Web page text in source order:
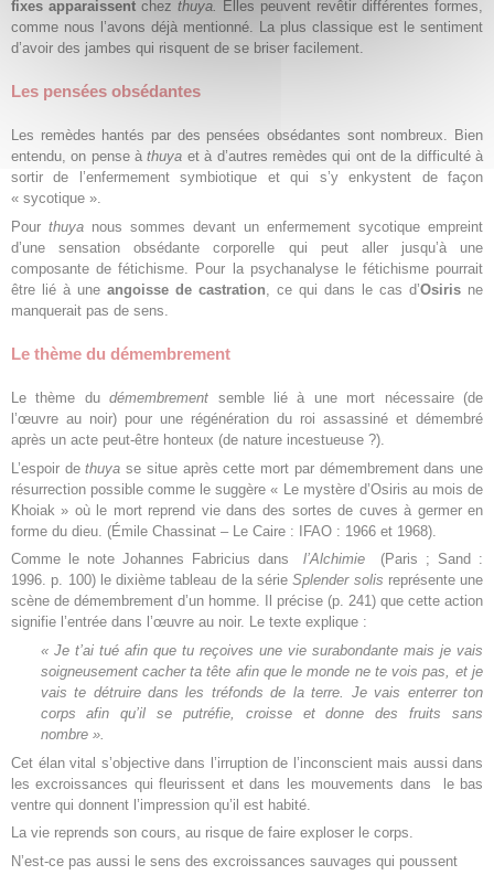
fixes apparaissent chez thuya.
Elles peuvent revêtir différentes formes,
comme nous l’avons déjà mentionné. La plus classique est le sentiment
d’avoir des jambes qui risquent de se briser facilement.
Les pensées obsédantes
Les remèdes hantés par des pensées obsédantes sont nombreux. Bien
entendu, on pense à thuya et à d’autres remèdes qui ont de la difficulté à
sortir de l’enfermement symbiotique et qui s’y enkystent de façon
« sycotique ».
Pour thuya nous sommes devant un enfermement sycotique empreint
d’une sensation obsédante corporelle qui peut aller jusqu’à une
composante de fétichisme. Pour la psychanalyse le fétichisme pourrait
être lié à une angoisse de castration , ce qui dans le cas d’Osiris ne
manquerait pas de sens.
Le thème du démembrement
Le thème dudémembrement semble lié à une mort nécessaire (de
l’œuvre au noir) pour une régénération du roi assassiné et démembré
après un acte peut-être honteux (de nature incestueuse ?).
L’espoir dethuya se situe après cette mort par démembrement dans une
résurrection possible comme le suggère « Le mystère d’Osiris au mois de
Khoiak » où le mort reprend vie dans des sortes de cuves à germer en
forme du dieu. (Émile Chassinat – Le Caire : IFAO : 1966 et 1968).
Comme le note Johannes Fabricius dansl’Alchimie
(Paris ; Sand :
1996. p. 100) le dixième tableau de la sérieSplender solis représente une
scène de démembrement d’un homme. Il précise (p. 241) que cette action
signifie l’entrée dans l’œuvre au noir. Le texte explique :
« Je t’ai tué afin que tu reçoives une vie surabondante mais je vais
soigneusement cacher ta tête afin que le monde ne te vois pas, et je
vais te détruire dans les tréfonds de la terre. Je vais enterrer ton
corps afin qu’il se putréfie, croisse et donne des fruits sans
nombre ».
Cet élan vital s’objective dans l’irruption de l’inconscient mais aussi dans
les excroissances qui fleurissent et dans les mouvements dans le bas
ventre qui donnent l’impression qu’il est habité.
La vie reprends son cours, au risque de faire exploser le corps.
N’est-ce pas aussi le sens des excroissances sauvages qui poussent